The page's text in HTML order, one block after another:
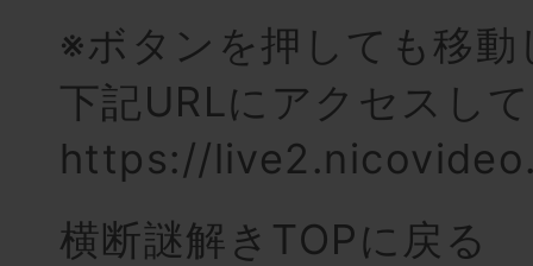
※ボタンを押しても移動
下記URLにアクセスし
https://
横断謎解きTOPに戻る